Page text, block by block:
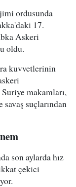
ordusunda
17.
Askeri
oldu.
kuvvetlerinin
makamları,
suçlarından
son aylarda hız
çekici